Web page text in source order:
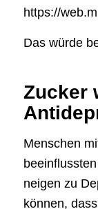
https://
Das würde
Zucker
Menschen
neigen zu
können,